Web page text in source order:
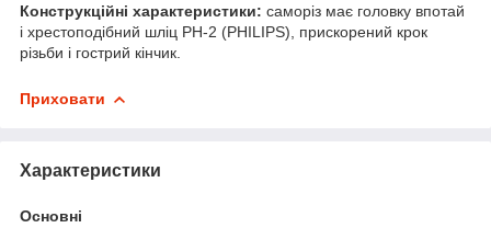
Конструкційні характеристики: саморіз має головку впотай
і хрестоподібний шліц PH-2 (PHILIPS), прискорений крок
різьби і гострий кінчик.
Приховати
Характеристики
Основні